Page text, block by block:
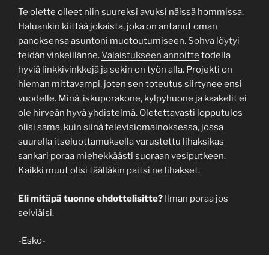
Te olette olleet niin suureksi avuksi näissä hommissa.
Haluankin kiittää jokaista, joka on antanut oman
panoksensa asuntoni muotoutumiseen. Sohva löytyi
teidän vinkeillänne.Valaistukseen annoitte todella
hyviä linkkivinkkejä ja sekin on työn alla. Projekti on
hieman mittavampi, joten sen toteutus siirtynee ensi
vuodelle. Minä, iskuporakone, kylpyhuone ja kaakelit ei
ole hirveän hyvä yhdistelmä. Oletettavasti lopputulos
olisi sama, kuin siinä televisiomainoksessa, jossa
suurella itseluottamuksella varustettu lihaksikas
sankari poraa miehekkäästi suoraan vesiputkeen.
Kaikki muut olisi täälläkin paitsi ne lihakset.
Eli mitäpä tuonne ehdottelisitte? Ilman poraa jos
selviäisi.
-Esko-